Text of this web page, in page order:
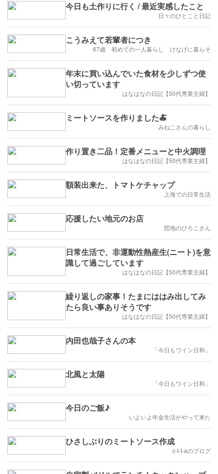
今日も土作りに行く / 最近実感したこと
日々のひとこと日記
こうみえて若輩者につき
67歳 初めての一人暮らし けなげに暮らそ
年末に買い込んでいた食材を少しずつ使
い切っています
はなはなの日記【50代専業主婦】
ミートソースを作りました🍝
みねこさんの暮らし
作り置き二品！定番メニューと中火調理
はなはなの日記【50代専業主婦】
額装出来た、トマトケチャップ
上海での日常生活
応援したい地元のお店
団地のひろこさん
日常生活で、非運動性熱産生(ニート)を意
識して過ごしています
はなはなの日記【50代専業主婦】
繰り返しの家事！たまにははみ出してみ
たら良い事ありそうです
はなはなの日記【50代専業主婦】
内田也哉子さんの本
「今日もワイン日和」
北風と太陽
「今日もワイン日和」
今日のご飯♪
いよいよ年金生活がやって来た
ひさしぶりのミートソース作成
c-t-t-aのブログ